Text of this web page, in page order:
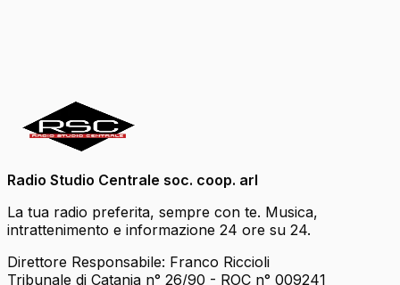
Radio Studio Centrale soc. coop. arl
La tua radio preferita, sempre con te. Musica,
intrattenimento e informazione 24 ore su 24.
Direttore Responsabile: Franco Riccioli
Tribunale di Catania n° 26/90 - ROC n° 009241